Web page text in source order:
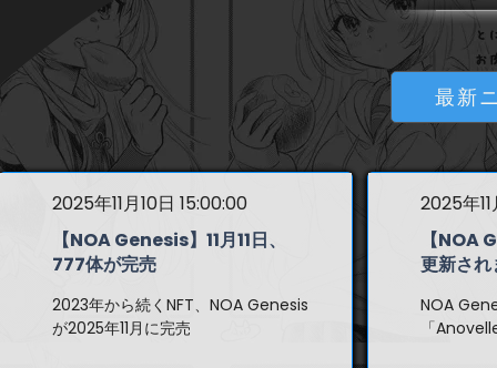
最新
2025年11月10日 15:00:00
【NOA Genesis】11月11日、
777体が完売
2023年から続くNFT、NOA Genesis
が2025年11月に完売
2025年
【NOA
更新され
NOA
「